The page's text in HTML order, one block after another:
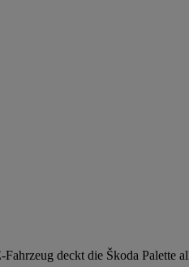
deckt die Škoda Palette